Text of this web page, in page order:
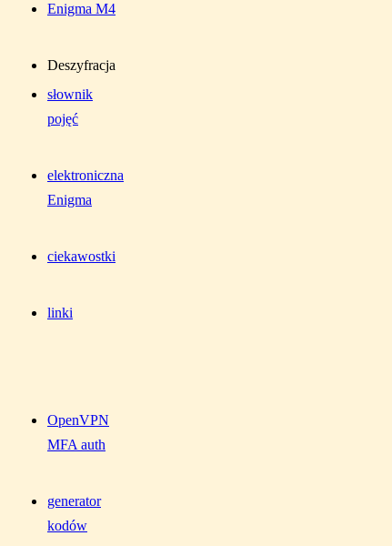
Enigma M4
Deszyfracja
słownik
pojęć
elektroniczna
Enigma
ciekawostki
linki
OpenVPN
MFA auth
generator
kodów